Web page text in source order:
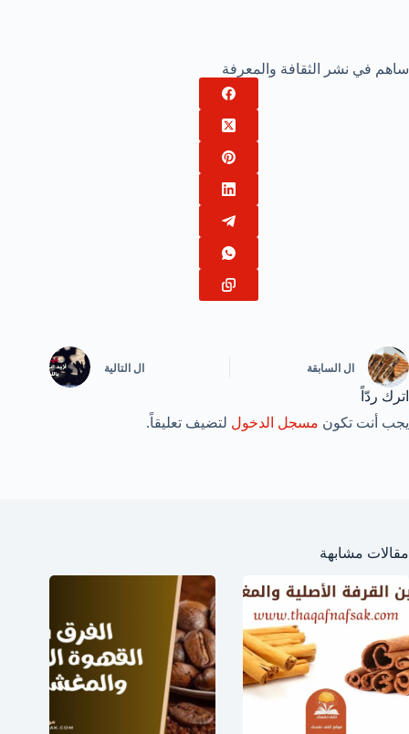
ساهم في نشر الثقافة والمعرفة
ال السابقة ال التالية
اترك ردّاً
يجب أنت تكون مسجل الدخول لتضيف تعليقاً.
مقالات مشابهة